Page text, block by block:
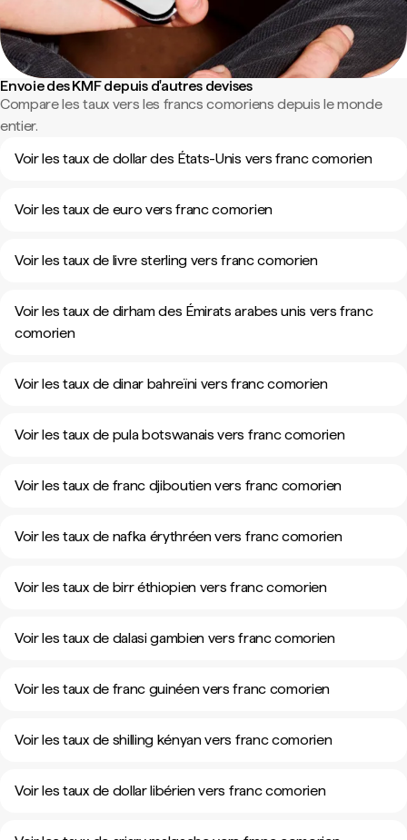
Envoie des KMF depuis d'autres devises
Compare les taux vers les francs comoriens depuis le monde
entier.
Voir les taux de dollar des États-Unis vers franc comorien
Voir les taux de euro vers franc comorien
Voir les taux de livre sterling vers franc comorien
Voir les taux de dirham des Émirats arabes unis vers franc
comorien
Voir les taux de dinar bahreïni vers franc comorien
Voir les taux de pula botswanais vers franc comorien
Voir les taux de franc djiboutien vers franc comorien
Voir les taux de nafka érythréen vers franc comorien
Voir les taux de birr éthiopien vers franc comorien
Voir les taux de dalasi gambien vers franc comorien
Voir les taux de franc guinéen vers franc comorien
Voir les taux de shilling kényan vers franc comorien
Voir les taux de dollar libérien vers franc comorien